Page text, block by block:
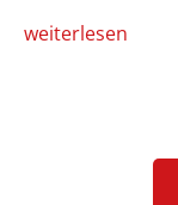
weiterlesen